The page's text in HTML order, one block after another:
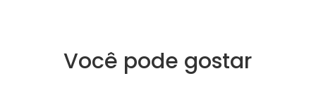
Você pode gostar